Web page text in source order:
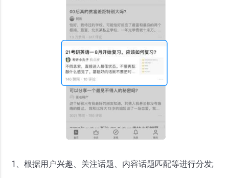
1、根据用户兴趣、关注话题、内容话题匹配等进行分发;